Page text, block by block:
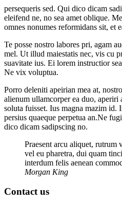
persequeris sed. Qui dico dicam
eleifend ne, no sea amet oblique.
omnes nonumes reformidans sit, et
Te posse nostro labores pri, agam
mel. Ut illud maiestatis nec, vis cu
suavitate ius. Ei lorem instructior
Ne vix voluptua.
Porro deleniti apeirian mea at,
alienum ullamcorper ea duo, aperiri
soluta fuisset. Ius magna mazim id.
persius quaeque perpetua an.Ne
dico dicam sadipscing no.
Praesent arcu aliquet, rutrum
vel eu pharetra, dui quam
interdum felis aenean
Morgan King
Contact us